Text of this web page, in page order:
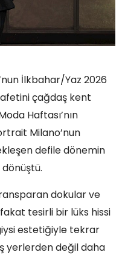
İlkbahar/Yaz 2026
çağdaş kent
Haftası’nın
Milano’nun
defile dönemin
dokular ve
tesirli bir lüks hissi
estetiğiyle tekrar
yerlerden değil daha